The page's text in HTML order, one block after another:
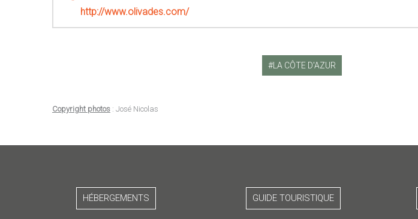
http://www.olivades.com/
LA CÔTE D'AZUR
Copyright photos : José Nicolas
HÉBERGEMENTS GUIDE TOURISTIQUE